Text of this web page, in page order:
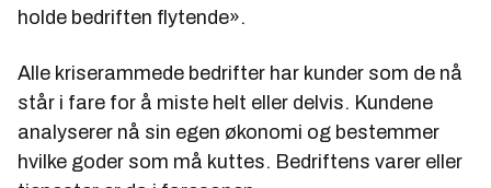
holde bedriften flytende».
Alle kriserammede bedrifter har kunder som de nå
står i fare for å miste helt eller delvis. Kundene
analyserer nå sin egen økonomi og bestemmer
hvilke goder som må kuttes. Bedriftens varer eller